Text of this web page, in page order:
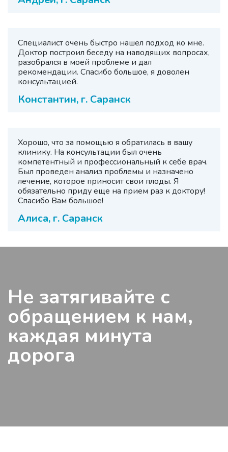
Специалист очень быстро нашел подход ко мне.
Доктор построил беседу на наводящих вопросах,
разобрался в моей проблеме и дал
рекомендации. Спасибо большое, я доволен
консультацией.
Константин, г. Саранск
Хорошо, что за помощью я обратилась в вашу
клинику. На консультации был очень
компетентный и профессиональный к себе врач.
Был проведен анализ проблемы и назначено
лечение, которое приносит свои плоды. Я
обязательно приду еще на прием раз к доктору!
Спасибо Вам большое!
Алиса, г. Саранск
Не затягивайте с
обращением к нам,
каждая минута
дорога